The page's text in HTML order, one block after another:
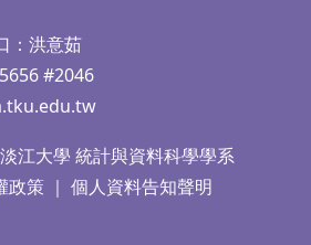
：洪意茹
#2046
江大學 統計與資料科學學系
政策｜ 個人資料告知聲明